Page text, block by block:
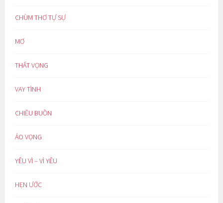
CHÙM THƠ TỰ SỰ
MƠ
THẤT VỌNG
VAY TÌNH
CHIỀU BUỒN
ẢO VỌNG
YÊU VÌ – VÌ YÊU
HẸN ƯỚC